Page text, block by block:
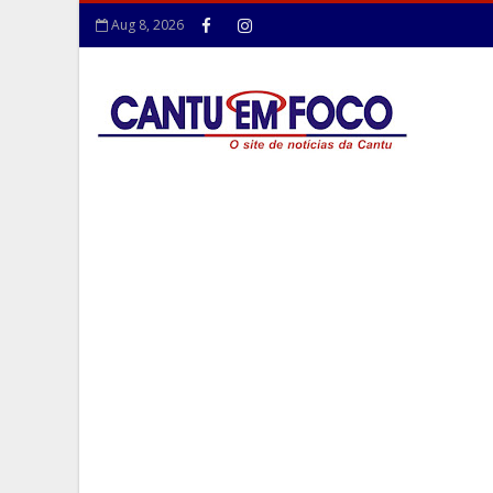
Aug 8, 2026